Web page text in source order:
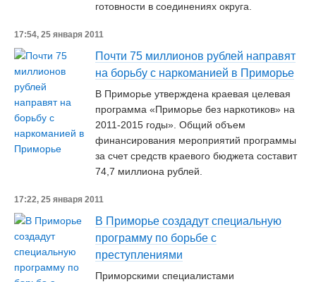
готовности в соединениях округа.
17:54, 25 января 2011
Почти 75 миллионов рублей направят
на борьбу с наркоманией в Приморье
В Приморье утверждена краевая целевая
программа «Приморье без наркотиков» на
2011-2015 годы». Общий объем
финансирования мероприятий программы
за счет средств краевого бюджета составит
74,7 миллиона рублей.
17:22, 25 января 2011
В Приморье создадут специальную
программу по борьбе с
преступлениями
Приморскими специалистами